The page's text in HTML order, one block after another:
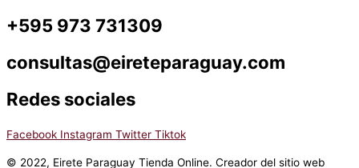
+595 973 731309
consultas@eireteparaguay.com
Redes sociales
Facebook Instagram Twitter Tiktok
© 2022, Eirete Paraguay Tienda Online. Creador del sitio web